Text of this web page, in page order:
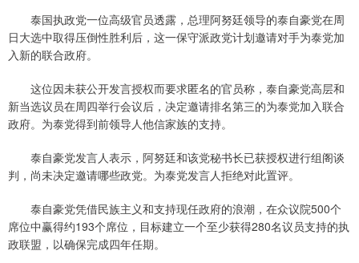
泰国执政党一位高级官员透露，总理阿努廷领导的泰自豪党在周
日大选中取得压倒性胜利后，这一保守派政党计划邀请对手为泰党加
入新的联合政府。
这位因未获公开发言授权而要求匿名的官员称，泰自豪党高层和
新当选议员在周四举行会议后，决定邀请排名第三的为泰党加入联合
政府。为泰党得到前领导人他信家族的支持。
泰自豪党发言人表示，阿努廷和该党秘书长已获授权进行组阁谈
判，尚未决定邀请哪些政党。为泰党发言人拒绝对此置评。
泰自豪党凭借民族主义和支持现任政府的浪潮，在众议院500个
席位中赢得约193个席位，目标建立一个至少获得280名议员支持的执
政联盟，以确保完成四年任期。